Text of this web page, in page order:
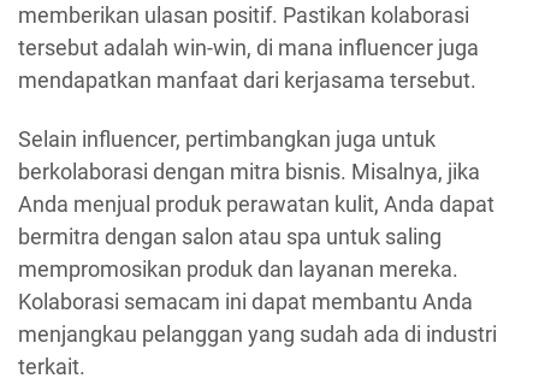
memberikan ulasan positif. Pastikan kolaborasi
tersebut adalah win-win, di mana influencer juga
mendapatkan manfaat dari kerjasama tersebut.
Selain influencer, pertimbangkan juga untuk
berkolaborasi dengan mitra bisnis. Misalnya, jika
Anda menjual produk perawatan kulit, Anda dapat
bermitra dengan salon atau spa untuk saling
mempromosikan produk dan layanan mereka.
Kolaborasi semacam ini dapat membantu Anda
menjangkau pelanggan yang sudah ada di industri
terkait.